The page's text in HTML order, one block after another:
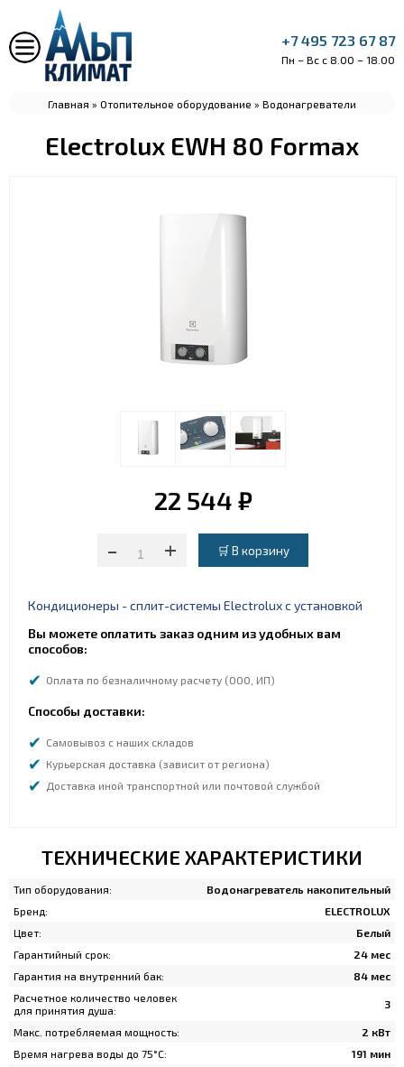
+7 495 723 67 87
Пн – Вс с 8.00 – 18.00
Главная » Отопительное оборудование » Водонагреватели
Electrolux EWH 80 Formax
22 544 ₽
-
+
Кондиционеры - сплит-системы Electrolux с установкой
Вы можете оплатить заказ одним из удобных вам
способов:
Оплата по безналичному расчету (ООО, ИП)
Способы доставки:
Самовывоз с наших складов
Курьерская доставка (зависит от региона)
Доставка иной транспортной или почтовой службой
ТЕХНИЧЕСКИЕ ХАРАКТЕРИСТИКИ
Тип оборудования:
Водонагреватель накопительный
Бренд:
ELECTROLUX
Цвет:
Белый
Гарантийный срок:
24 мес
Гарантия на внутренний бак:
84 мес
Расчетное количество человек
для принятия душа:
3
Макс. потребляемая мощность:
2 кВт
Время нагрева воды до 75°С:
191 мин